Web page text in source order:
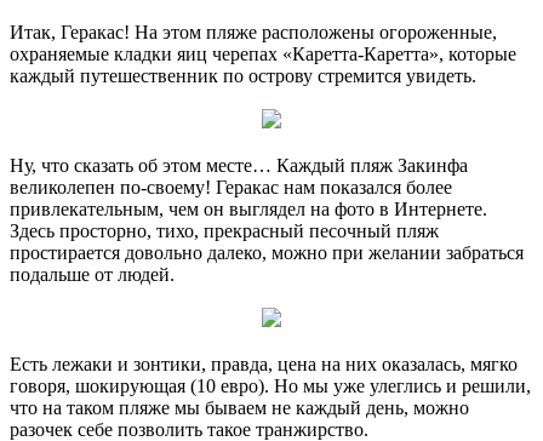
Итак, Геракас! На этом пляже расположены огороженные,
охраняемые кладки яиц черепах «Каретта-Каретта», которые
каждый путешественник по острову стремится увидеть.
Ну, что сказать об этом месте… Каждый пляж Закинфа
великолепен по-своему! Геракас нам показался более
привлекательным, чем он выглядел на фото в Интернете.
Здесь просторно, тихо, прекрасный песочный пляж
простирается довольно далеко, можно при желании забраться
подальше от людей.
Есть лежаки и зонтики, правда, цена на них оказалась, мягко
говоря, шокирующая (10 евро). Но мы уже улеглись и решили,
что на таком пляже мы бываем не каждый день, можно
разочек себе позволить такое транжирство.